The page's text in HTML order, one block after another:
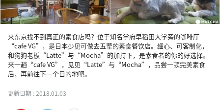
来东京找不到真正的素食店吗？位于知名学府早稻田大学旁的咖啡厅
“cafe VG”，是日本少见可做去五荤的素食餐饮店。细心、可客制化，
和狗狗老板“Latte”与“Mocha”的加持下，是素食者的你的好选择。
来一趟“cafe VG”，见见“Latte”与“Mocha”，品尝一顿完美素食
后，再前往下一个目的地吧。
更新日期 :2018.01.03